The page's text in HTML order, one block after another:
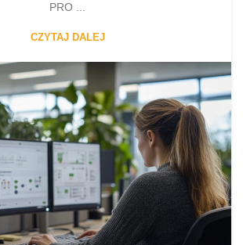
PRO ...
CZYTAJ DALEJ